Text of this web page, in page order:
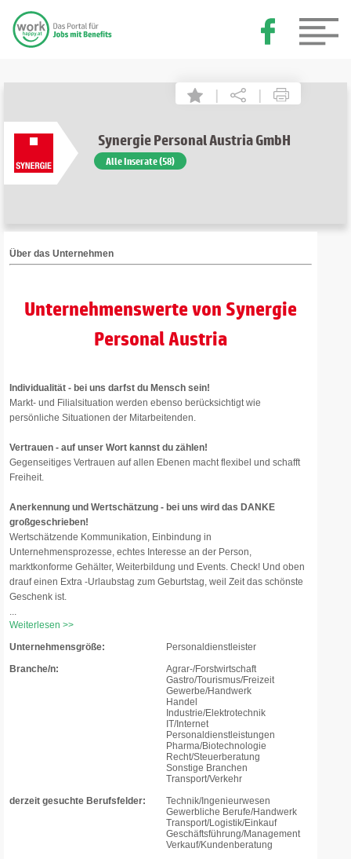
| |
Synergie Personal Austria GmbH
Alle Inserate (58)
Über das Unternehmen
Unternehmenswerte von Synergie
Personal Austria
Individualität - bei uns darfst du Mensch sein!
Markt- und Filialsituation werden ebenso berücksichtigt wie
persönliche Situationen der Mitarbeitenden.
Vertrauen - auf unser Wort kannst du zählen!
Gegenseitiges Vertrauen auf allen Ebenen macht flexibel und schafft
Freiheit.
Anerkennung und Wertschätzung - bei uns wird das DANKE
großgeschrieben!
Wertschätzende Kommunikation, Einbindung in
Unternehmensprozesse, echtes Interesse an der Person,
marktkonforme Gehälter, Weiterbildung und Events. Check! Und oben
drauf einen Extra -Urlaubstag zum Geburtstag, weil Zeit das schönste
Geschenk ist.
...
Weiterlesen >>
Unternehmensgröße:
Personaldienstleister
Branche/n:
Agrar-/Forstwirtschaft
Gastro/Tourismus/Freizeit
Gewerbe/Handwerk
Handel
Industrie/Elektrotechnik
IT/Internet
Personaldienstleistungen
Pharma/Biotechnologie
Recht/Steuerberatung
Sonstige Branchen
Transport/Verkehr
derzeit gesuchte Berufsfelder:
Technik/Ingenieurwesen
Gewerbliche Berufe/Handwerk
Transport/Logistik/Einkauf
Geschäftsführung/Management
Verkauf/Kundenberatung